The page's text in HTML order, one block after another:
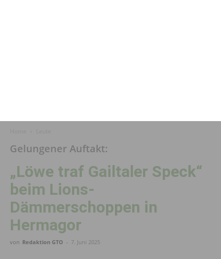
Gelungener Auftakt:
„Löwe traf Gailtaler Speck“
beim Lions-
Dämmerschoppen in
Hermagor
von Redaktion GTO - 7. Juni 2025